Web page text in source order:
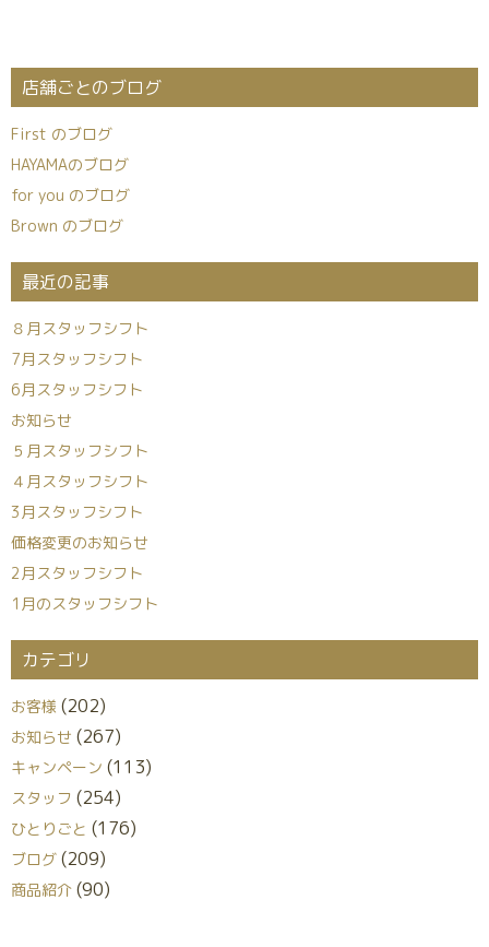
店舗ごとのブログ
First のブログ
HAYAMAのブログ
for you のブログ
Brown のブログ
最近の記事
８月スタッフシフト
7月スタッフシフト
6月スタッフシフト
お知らせ
５月スタッフシフト
４月スタッフシフト
3月スタッフシフト
価格変更のお知らせ
2月スタッフシフト
1月のスタッフシフト
カテゴリ
お客様 (202)
お知らせ (267)
キャンペーン (113)
スタッフ (254)
ひとりごと (176)
ブログ (209)
商品紹介 (90)